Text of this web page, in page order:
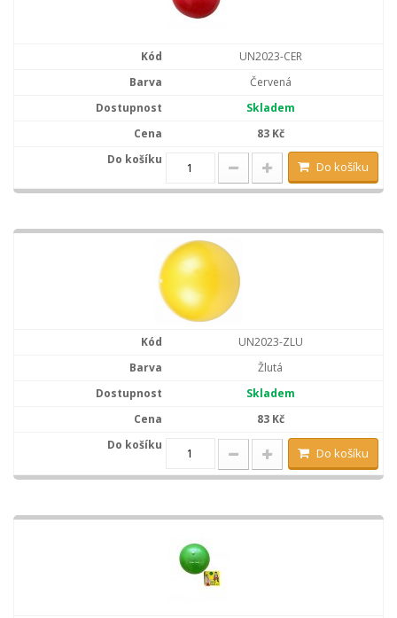
UN2023-CER
Červená
Skladem
83 Kč
Do košíku
UN2023-ZLU
Žlutá
Skladem
83 Kč
Do košíku